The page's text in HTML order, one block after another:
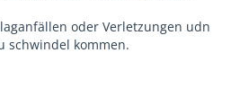
oder Verletzungen udn
schwindel kommen.